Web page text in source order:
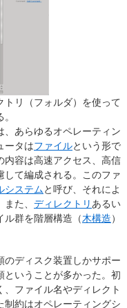
トリ（フォルダ）を使って
あらゆるオペレーティン
ータはファイルという形で
内容は高速アクセス、高信
て編成される。このファ
システムと呼び、それによ
た、 ディレクトリあるい
ル群を階層構造（木構造）
ディスク装置しかサポー
ということが多かった。初
ファイル名やディレクト
制約はオペレーティングシ